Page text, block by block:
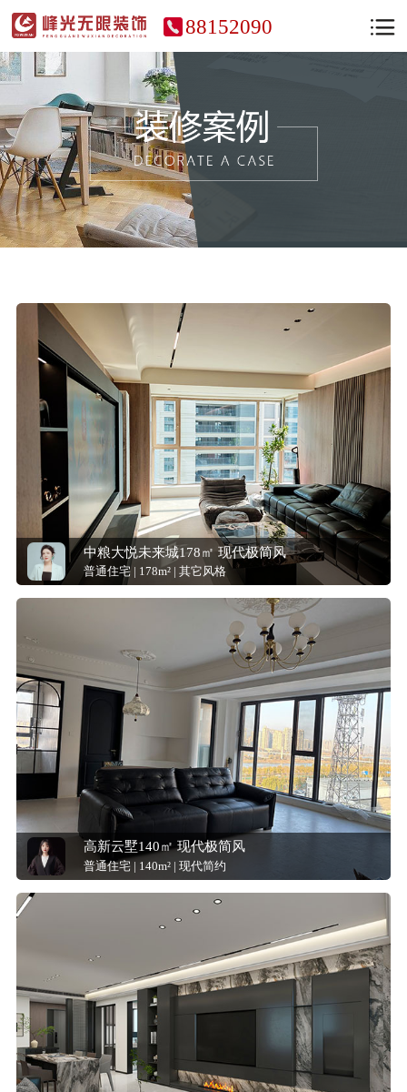
88152090
中粮大悦未来城178㎡ 现代极简风
普通住宅 | 178m² | 其它风格
高新云墅140㎡ 现代极简风
普通住宅 | 140m² | 现代简约